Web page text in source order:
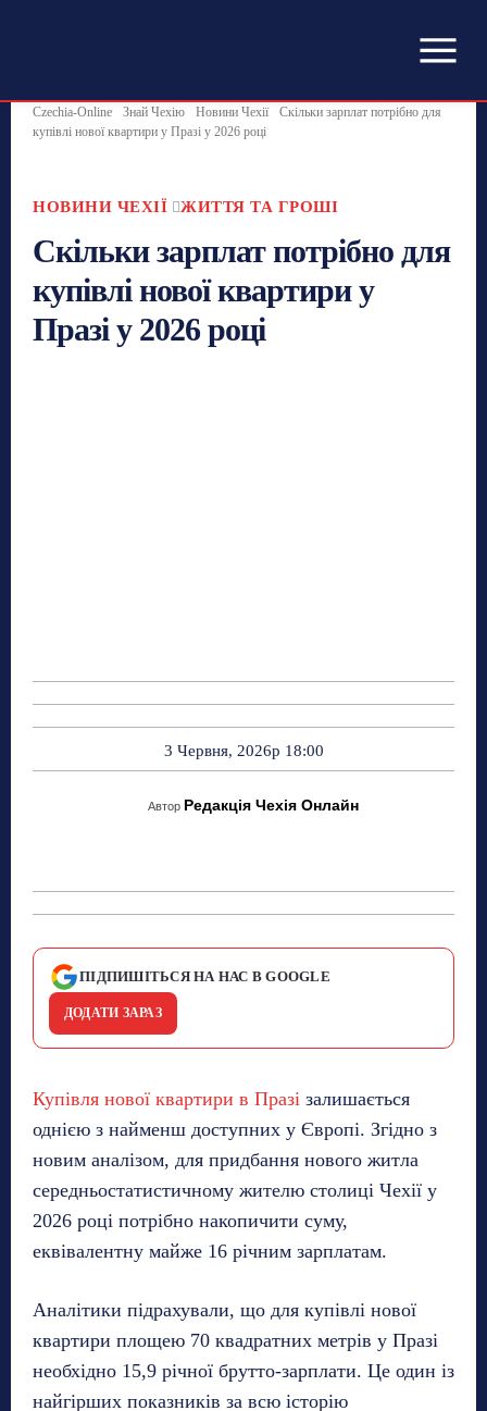
Czechia-Online Знай Чехію Новини Чехії
Скільки зарплат потрібно для
купівлі нової квартири у Празі у 2026 році
НОВИНИ ЧЕХІЇ ЖИТТЯ ТА ГРОШІ
Скільки зарплат потрібно для
купівлі нової квартири у
Празі у 2026 році
3 Червня, 2026р 18:00
Автор Редакція Чехія Онлайн
ПІДПИШІТЬСЯ НА НАС В GOOGLE
ДОДАТИ ЗАРАЗ
Купівля нової квартири в Празі залишається
однією з найменш доступних у Європі. Згідно з
новим аналізом, для придбання нового житла
середньостатистичному жителю столиці Чехії у
2026 році потрібно накопичити суму,
еквівалентну майже 16 річним зарплатам.
Аналітики підрахували, що для купівлі нової
квартири площею 70 квадратних метрів у Празі
необхідно 15,9 річної брутто-зарплати. Це один із
найгірших показників за всю історію